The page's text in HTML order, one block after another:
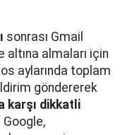
sonrası Gmail
altına almaları için
aylarında toplam
göndererek
karşı dikkatli